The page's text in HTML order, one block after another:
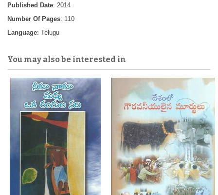
Published Date: 2014
Number Of Pages: 110
Language: Telugu
You may also be interested in